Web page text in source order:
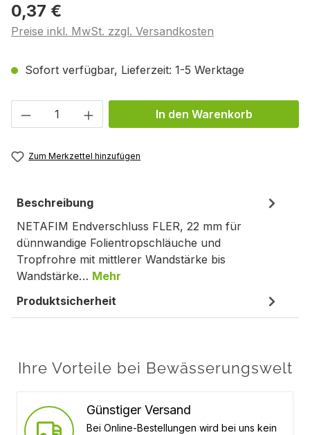
0,37 €
Preise inkl. MwSt. zzgl. Versandkosten
Sofort verfügbar, Lieferzeit: 1-5 Werktage
Produkt Anzahl: Gib den gewünschten
In den Warenkorb
Zum Merkzettel hinzufügen
Beschreibung
NETAFIM Endverschluss FLER, 22 mm für
dünnwandige Folientropschläuche und
Tropfrohre mit mittlerer Wandstärke bis
Wandstärke… Mehr
Produktsicherheit
Ihre Vorteile bei Bewässerungswelt
Günstiger Versand
Bei Online-Bestellungen wird bei uns kein